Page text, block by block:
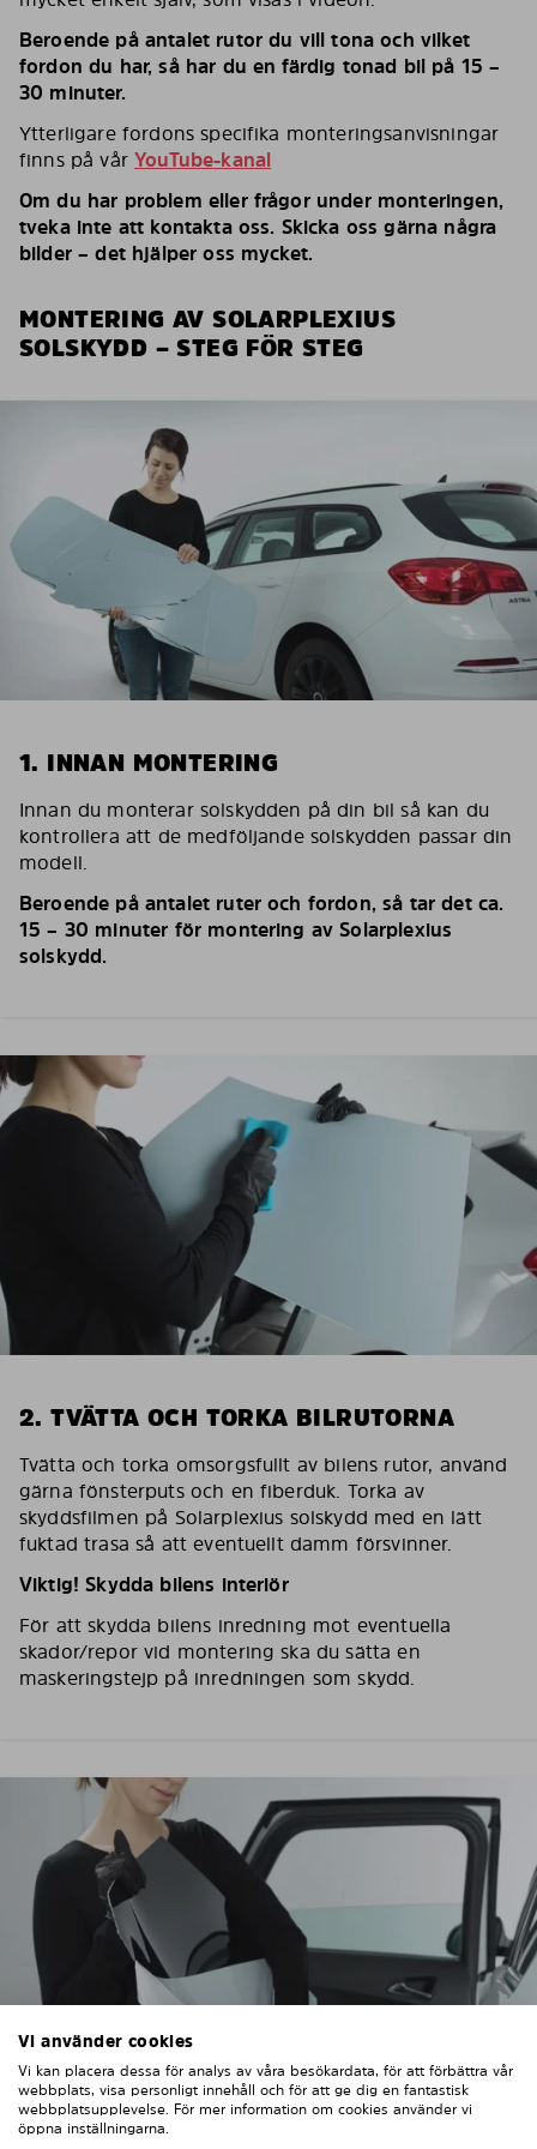
Beroende på antalet rutor du vill tona och vilket
fordon du har, så har du en färdig tonad bil på 15 –
30 minuter.
Ytterligare fordons specifika monteringsanvisningar
finns på vårYouTube-kanal
Om du har problem eller frågor under monteringen,
tveka inte att kontakta oss. Skicka oss gärna några
bilder – det hjälper oss mycket.
MONTERING AV SOLARPLEXIUS
SOLSKYDD – STEG FÖR STEG
1. INNAN MONTERING
Innan du monterar solskydden på din bil så kan du
kontrollera att de medföljande solskydden passar din
modell.
Beroende på antalet ruter och fordon, så tar det ca.
15 – 30 minuter för montering av Solarplexius
solskydd.
2. TVÄTTA OCH TORKA BILRUTORNA
Tvätta och torka omsorgsfullt av bilens rutor, använd
gärna fönsterputs och en fiberduk. Torka av
skyddsfilmen på Solarplexius solskydd med en lätt
fuktad trasa så att eventuellt damm försvinner.
Viktig! Skydda bilens interiör
För att skydda bilens inredning mot eventuella
skador/repor vid montering ska du sätta en
maskeringstejp på inredningen som skydd.
3. TA BORT SKYDDSFILMEN
Vi använder cookies
Vi kan placera dessa för analys av våra besökardata, för att förbättra vår
webbplats, visa personligt innehåll och för att ge dig en fantastisk
webbplatsupplevelse. För mer information om cookies använder vi
öppna inställningarna.